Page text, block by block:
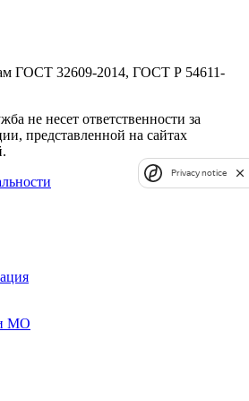
ГОСТ 32609-2014, ГОСТ Р 54611-
не несет ответственности за
представленной на сайтах
МО
Privacy notice